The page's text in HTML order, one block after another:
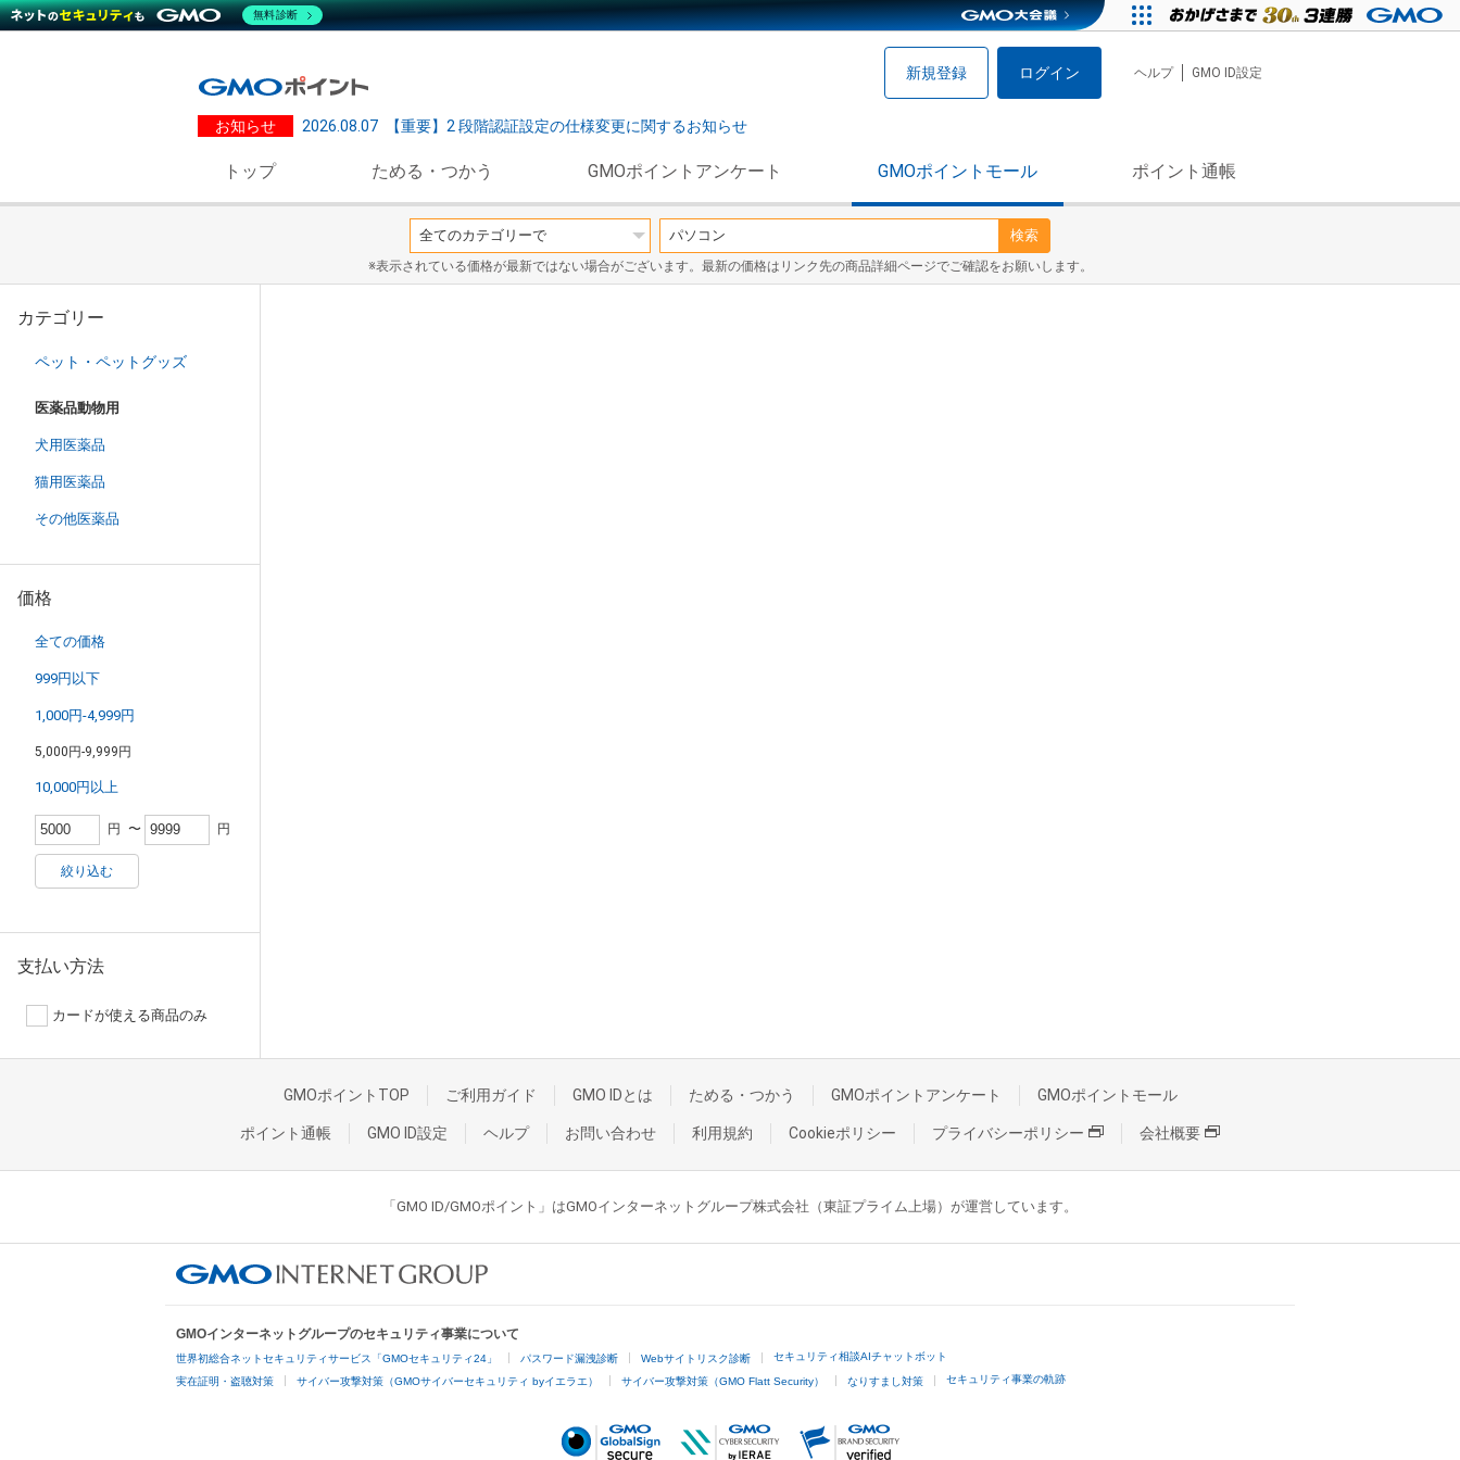
新規登録 ログイン ヘルプ GMO ID設定
お知らせ 2026.08.07 【重要】2 段階認証設定の仕様変更に関するお知らせ
トップ ためる・つかう GMOポイントアンケート GMOポイントモール ポイント通帳
検索
※表示されている価格が最新ではない場合がございます。最新の価格はリンク先の商品詳細ページでご確認をお願いします。
カテゴリー
ペット・ペットグッズ
医薬品動物用
犬用医薬品
猫用医薬品
その他医薬品
価格
全ての価格
999円以下
1,000円-4,999円
5,000円-9,999円
10,000円以上
円 〜 円
絞り込む
支払い方法
カードが使える商品のみ
GMOポイントTOP ご利用ガイド GMO IDとは ためる・つかう GMOポイントアンケート GMOポイントモール
ポイント通帳 GMO ID設定 ヘルプ お問い合わせ 利用規約 Cookieポリシー プライバシーポリシー 会社概要
「GMO ID/GMOポイント」はGMOインターネットグループ株式会社（東証プライム上場）が運営しています。
GMOインターネットグループのセキュリティ事業について
世界初総合ネットセキュリティサービス「GMOセキュリティ24」 パスワード漏洩診断 Webサイトリスク診断 セキュリティ相談AIチャットボット
実在証明・盗聴対策 サイバー攻撃対策（GMOサイバーセキュリティ byイエラエ） サイバー攻撃対策（GMO Flatt Security） なりすまし対策 セキュリティ事業の軌跡
無料診断